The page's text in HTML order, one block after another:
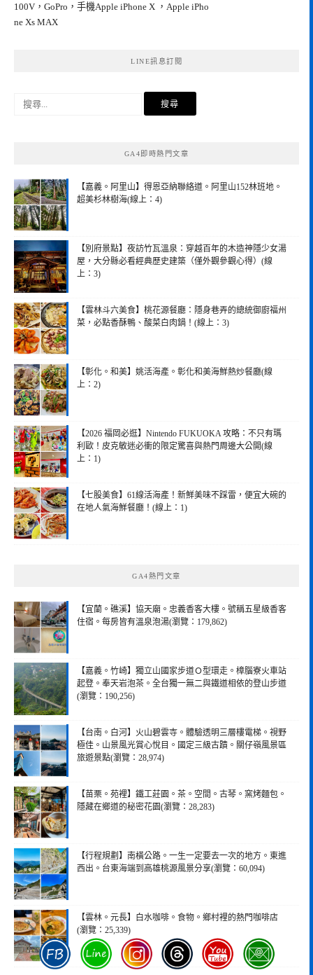
100V，GoPro，手機Apple iPhone X ，Apple iPho
ne Xs MAX
LINE訊息訂閱
GA4即時熱門文章
【嘉義。阿里山】得恩亞納聯絡道。阿里山152林班地。
超美杉林樹海(線上：4)
【別府景點】夜訪竹瓦溫泉：穿越百年的木造神隱少女湯
屋，大分縣必看經典歷史建築（僅外觀參觀心得）(線
上：3)
【雲林斗六美食】桃花源餐廳：隱身巷弄的總統御廚福州
菜，必點香酥鴨、酸菜白肉鍋！(線上：3)
【彰化。和美】姚活海產。彰化和美海鮮熱炒餐廳(線
上：2)
【2026 福岡必逛】Nintendo FUKUOKA 攻略：不只有瑪
利歐！皮克敏迷必衝的限定驚喜與熱門周邊大公開(線
上：1)
【七股美食】61線活海產！新鮮美味不踩雷，便宜大碗的
在地人氣海鮮餐廳！(線上：1)
GA4熱門文章
【宜蘭。礁溪】協天廟。忠義香客大樓。號稱五星級香客
住宿。每房皆有溫泉泡湯(瀏覽：179,862)
【嘉義。竹崎】獨立山國家步道Ｏ型環走。樟腦寮火車站
起登。奉天岩泡茶。全台獨一無二與鐵道相依的登山步道
(瀏覽：190,256)
【台南。白河】火山碧雲寺。體驗透明三層樓電梯。視野
極佳。山景風光賞心悅目。國定三級古蹟。關仔嶺風景區
旅遊景點(瀏覽：28,974)
【苗栗。苑裡】鐵工莊園。茶。空間。古琴。窯烤麵包。
隱藏在鄉道的秘密花園(瀏覽：28,283)
【行程規劃】南橫公路。一生一定要去一次的地方。東進
西出。台東海端到高雄桃源風景分享(瀏覽：60,094)
【雲林。元長】白水咖啡。食物。鄉村裡的熱門咖啡店
(瀏覽：25,339)